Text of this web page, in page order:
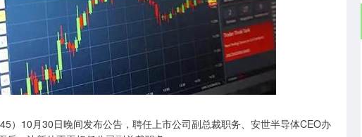
10月30日晚间发布公告，聘任上市公司副总裁职务、安世半导体CEO办
1.42% 沪深300 4694.44 43.13